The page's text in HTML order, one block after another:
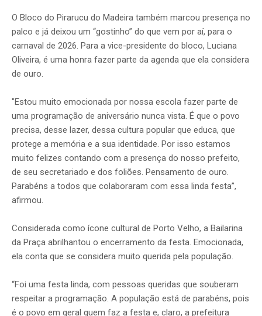
O Bloco do Pirarucu do Madeira também marcou presença no
palco e já deixou um “gostinho” do que vem por aí, para o
carnaval de 2026. Para a vice-presidente do bloco, Luciana
Oliveira, é uma honra fazer parte da agenda que ela considera
de ouro.
"Estou muito emocionada por nossa escola fazer parte de
uma programação de aniversário nunca vista. É que o povo
precisa, desse lazer, dessa cultura popular que educa, que
protege a memória e a sua identidade. Por isso estamos
muito felizes contando com a presença do nosso prefeito,
de seu secretariado e dos foliões. Pensamento de ouro.
Parabéns a todos que colaboraram com essa linda festa”,
afirmou.
Considerada como ícone cultural de Porto Velho, a Bailarina
da Praça abrilhantou o encerramento da festa. Emocionada,
ela conta que se considera muito querida pela população.
“Foi uma festa linda, com pessoas queridas que souberam
respeitar a programação. A população está de parabéns, pois
é o povo em geral quem faz a festa e, claro, a prefeitura